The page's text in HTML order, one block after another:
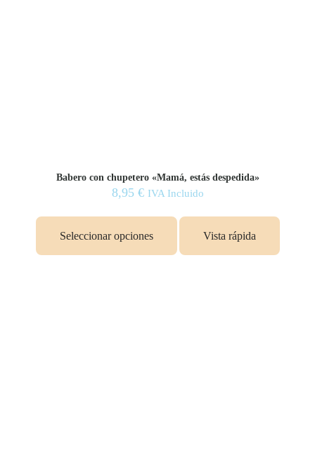
Babero con chupetero «Mamá, estás despedida»
8,95 € IVA Incluido
Seleccionar opciones Vista rápida